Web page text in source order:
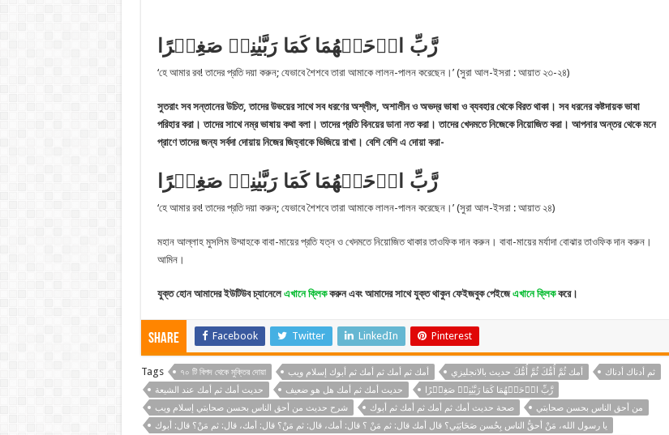
رَّبِّ ارۡحَمۡهُمَا کَمَا رَبَّیٰنِیۡ صَغِیۡرًا
‘হে আমার রব! তাদের প্রতি দয়া করুন; যেভাবে শৈশবে তারা আমাকে লালন-পালন করেছেন।’ (সুরা আল-ইসরা : আয়াত ২৩-২৪)
সুতরাং সব সন্তানের উচিত, তাদের উভয়ের সাথে সব ধরণের অশ্লীল, অশালীন ও অভদ্র ভাষা ও ব্যবহার থেকে বিরত থাকা। সব ধরনের কষ্টদায়ক ভাষা
পরিহার করা। তাদের সাথে নম্র ভাষায় কথা বলা। তাদের প্রতি বিনয়ের ডানা নত করা। তাদের খেদমতে নিজেকে নিয়োজিত করা। আপনার অন্তর থেকে মনে
প্রাণে তাদের জন্য সর্বদা দোয়ায় নিজের জিহ্বাকে ভিজিয়ে রাখা। বেশি বেশি এ দোয়া করা-
رَّبِّ ارۡحَمۡهُمَا کَمَا رَبَّیٰنِیۡ صَغِیۡرًا
‘হে আমার রব! তাদের প্রতি দয়া করুন; যেভাবে শৈশবে তারা আমাকে লালন-পালন করেছেন।’ (সুরা আল-ইসরা : আয়াত ২৪)
মহান আল্লাহ মুসলিম উম্মাহকে বাবা-মায়ের প্রতি যত্ন ও খেদমতে নিয়োজিত থাকার তাওফিক দান করুন। বাবা-মায়ের মর্যাদা বোঝার তাওফিক দান করুন।
আমিন।
যুক্ত হোন আমাদের ইউটিউব চ্যানেলে এখানে ক্লিককরুন এবং আমাদের সাথে যুক্ত থাকুন ফেইজবুক পেইজেএখানে ক্লিককরে।
Share Facebook Twitter LinkedIn Pinterest
Tags ৭০ টি বিপদ থেকে মুক্তির দোয়া أمك ثم أمك ثم أمك ثم أبوك إسلام ويب أمك ثُمَّ أُمُّكَ ثُمَّ أُمُّكَ حديث بالانجليزي
ثم أدناك أدناك
حديث أمك ثم أمك عند الشيعة
حديث أمك ثم أمك هل هو ضعيف
رَّبِّ ارۡحَمۡهُمَا کَمَا رَبَّیٰنِیۡ صَغِیۡرًا
شرح حديث من أحق الناس بحسن صحابتي إسلام ويب
صحة حديث أمك ثم أمك ثم أمك ثم أبوك
من أحق الناس بحسن صحابتي
يا رسول الله، مَنْ أحقُّ الناس بِحُسن صَحَابَتِي؟ قال أمك قال: ثم مَنْ ؟ قال: أمك، قال: ثم مَنْ؟ قال: أمك، قال: ثم مَنْ؟ قال: أبوك